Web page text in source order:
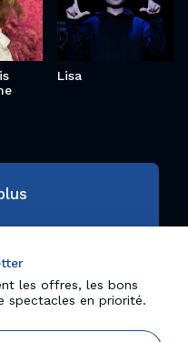
Lisa
les offres, les bons
spectacles en priorité.